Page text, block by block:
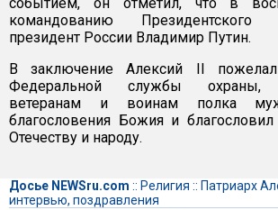
командованию
президент России Владимир Путин.
В заключение Алексий II пожелал
Федеральной службы охраны,
ветеранам и воинам полка
благословения Божия и
Отечеству и народу.
Досье NEWSru.com :: Религия :: Патриарх
интервью, поздравления